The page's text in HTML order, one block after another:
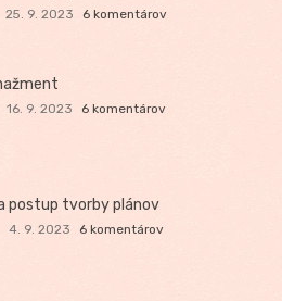
25. 9. 2023 6 komentárov
16. 9. 2023 6 komentárov
postup tvorby plánov
4. 9. 2023 6 komentárov